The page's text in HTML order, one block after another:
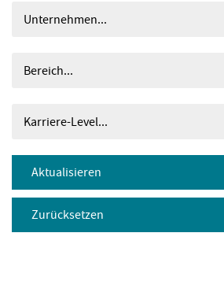
Unternehmen...
Bereich...
Karriere-Level...
Aktualisieren
Zurücksetzen